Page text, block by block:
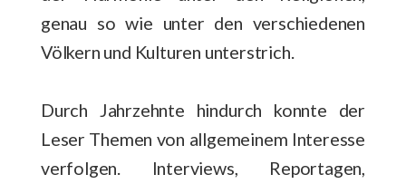
genau so wie unter den verschiedenen
Völkern und Kulturen unterstrich.
Durch Jahrzehnte hindurch konnte der
Leser Themen von allgemeinem Interesse
verfolgen. Interviews, Reportagen,